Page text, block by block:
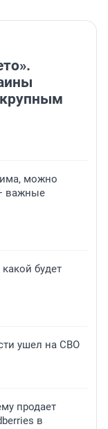
можно
важные
будет
ушел на СВО
продает
в